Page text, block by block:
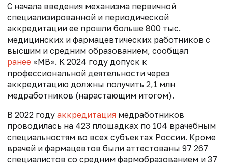
С начала введения механизма первичной
специализированной и периодической
аккредитации ее прошли больше 800 тыс.
медицинских и фармацевтических работников с
высшим и средним образованием, сообщал
ранее «МВ». К 2024 году допуск к
профессиональной деятельности через
аккредитацию должны получить 2,1 млн
медработников (нарастающим итогом).
В 2022 году аккредитация медработников
проводилась на 423 площадках по 104 врачебным
специальностям во всех субъектах России. Кроме
врачей и фармацевтов были аттестованы 97 267
специалистов со средним фармобразованием и 37